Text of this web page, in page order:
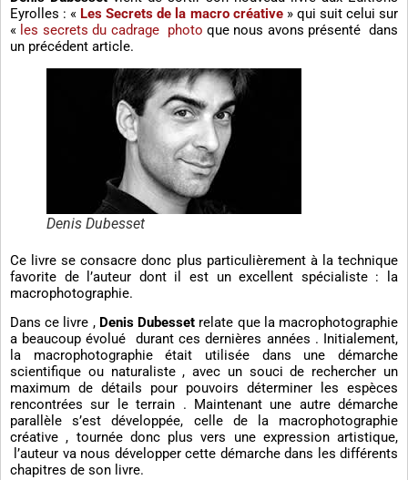
Eyrolles : « Les Secrets de la macro créative» qui suit celui sur
« les secrets du cadrage photo que nous avons présenté dans
un précédent article.
Denis Dubesset
Ce livre se consacre donc plus particulièrement à la technique
favorite de l’auteur dont il est un excellent spécialiste : la
macrophotographie.
Dans ce livre , Denis Dubesset relate que la macrophotographie
a beaucoup évolué durant ces dernières années . Initialement,
la macrophotographie était utilisée dans une démarche
scientifique ou naturaliste , avec un souci de rechercher un
maximum de détails pour pouvoirs déterminer les espèces
rencontrées sur le terrain . Maintenant une autre démarche
parallèle s’est développée, celle de la macrophotographie
créative , tournée donc plus vers une expression artistique,
l’auteur va nous développer cette démarche dans les différents
chapitres de son livre.